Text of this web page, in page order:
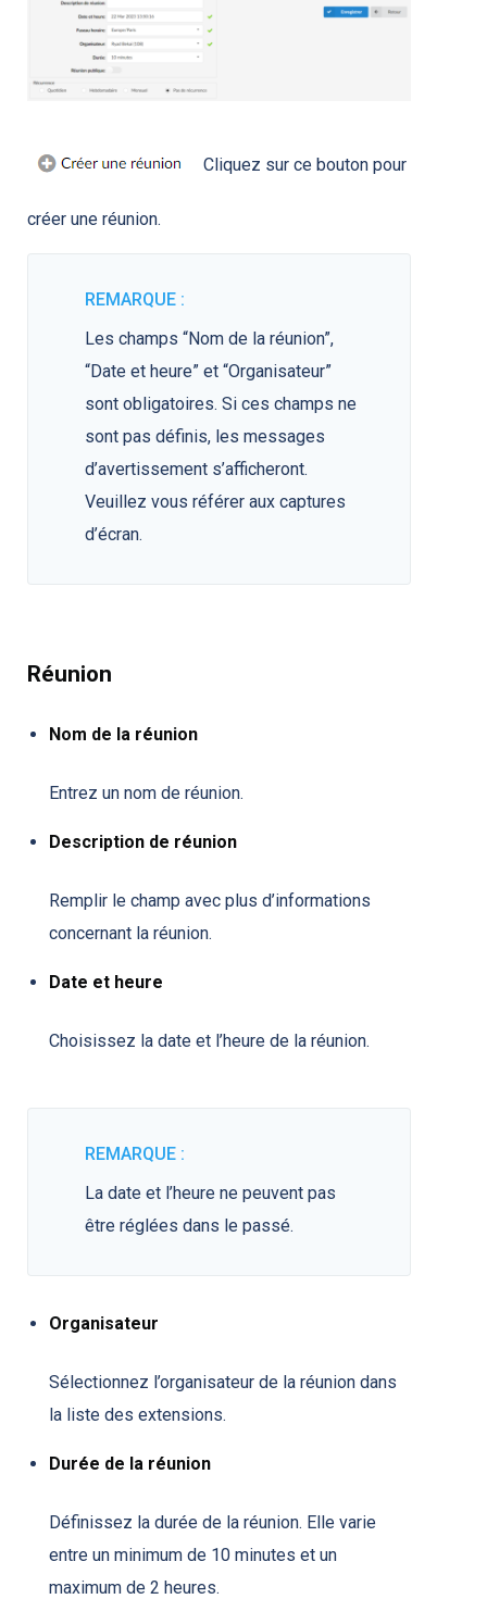
Cliquez sur ce bouton pour
créer une réunion.
REMARQUE :
Les champs “Nom de la réunion”,
“Date et heure” et “Organisateur”
sont obligatoires. Si ces champs ne
sont pas définis, les messages
d’avertissement s’afficheront.
Veuillez vous référer aux captures
d’écran.
Réunion
Nom de la réunion
Entrez un nom de réunion.
Description de réunion
Remplir le champ avec plus d’informations
concernant la réunion.
Date et heure
Choisissez la date et l’heure de la réunion.
REMARQUE :
La date et l’heure ne peuvent pas
être réglées dans le passé.
Organisateur
Sélectionnez l’organisateur de la réunion dans
la liste des extensions.
Durée de la réunion
Définissez la durée de la réunion. Elle varie
entre un minimum de 10 minutes et un
maximum de 2 heures.